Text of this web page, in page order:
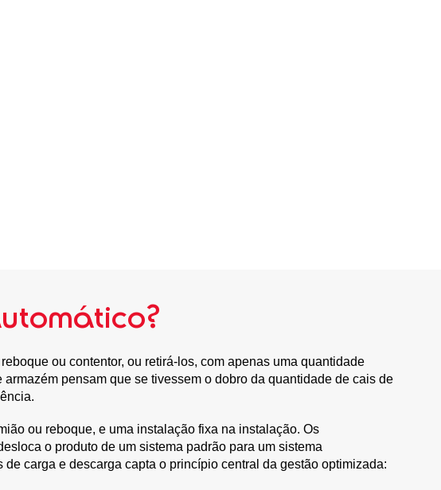
ou contentor, ou retirá-los, com apenas uma quantidade
pensam que se tivessem o dobro da quantidade de cais de
ou reboque, e uma instalação fixa na instalação. Os
o produto de um sistema padrão para um sistema
carga e descarga capta o princípio central da gestão optimizada: